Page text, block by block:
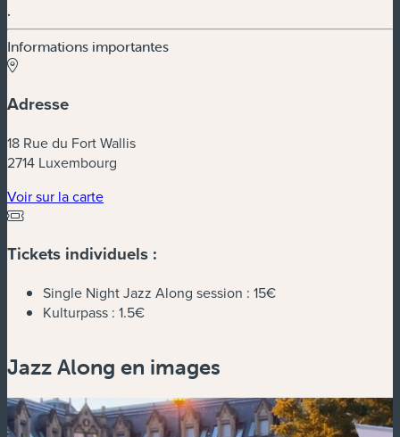
.
Informations importantes
Adresse
18 Rue du Fort Wallis
2714 Luxembourg
Voir sur la carte(nouvelle fenêtre)
Tickets individuels :
Single Night Jazz Along session : 15€
Kulturpass : 1.5€
Jazz Along en images